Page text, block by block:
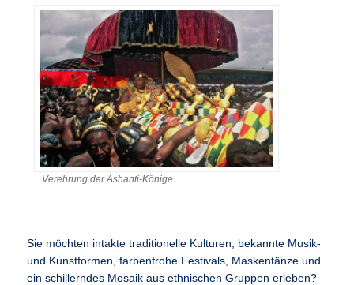
Verehrung der Ashanti-Könige
Sie möchten intakte traditionelle Kulturen, bekannte Musik-
und Kunstformen, farbenfrohe Festivals, Maskentänze und
ein schillerndes Mosaik aus ethnischen Gruppen erleben?